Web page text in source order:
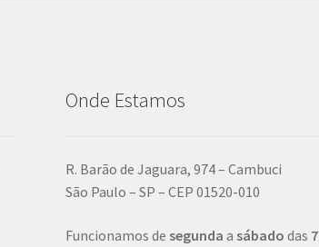
Onde Estamos
R. Barão de Jaguara, 974 – Cambuci
São Paulo – SP – CEP 01520-010
Funcionamos de segunda a sábado das